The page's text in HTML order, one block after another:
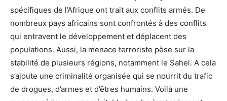
spécifiques de l’Afrique ont trait aux conflits armés. De
nombreux pays africains sont confrontés à des conflits
qui entravent le développement et déplacent des
populations. Aussi, la menace terroriste pèse sur la
stabilité de plusieurs régions, notamment le Sahel. A cela
s’ajoute une criminalité organisée qui se nourrit du trafic
de drogues, d’armes et d’êtres humains. Voilà une